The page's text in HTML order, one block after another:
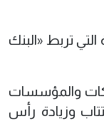
تربط «البنك
والمؤسسات
وزيادة رأس